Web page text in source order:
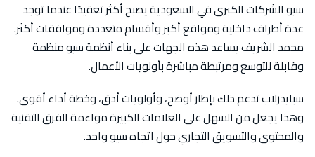
سيو الشركات الكبرى في السعودية يصبح أكثر تعقيدًا عندما توجد
عدة أطراف داخلية ومواقع أكبر وأقسام متعددة وموافقات أكثر.
محمد الشريف يساعد هذه الجهات على بناء أنظمة سيو منظمة
وقابلة للتوسع ومرتبطة مباشرة بأولويات الأعمال.
سبايدرلاب تدعم ذلك بإطار أوضح، وأولويات أدق، وخطة أداء أقوى.
وهذا يجعل من السهل على العلامات الكبيرة مواءمة الفرق التقنية
والمحتوى والتسويق التجاري حول اتجاه سيو واحد.